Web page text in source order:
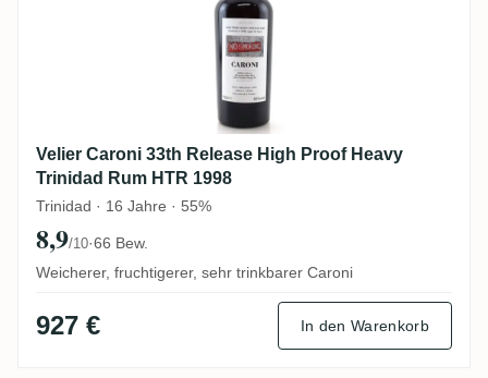
Velier Caroni 33th Release High Proof Heavy
Trinidad Rum HTR 1998
Trinidad · 16 Jahre · 55%
8,9/10·66 Bew.
Weicherer, fruchtigerer, sehr trinkbarer Caroni
927 € In den Warenkorb